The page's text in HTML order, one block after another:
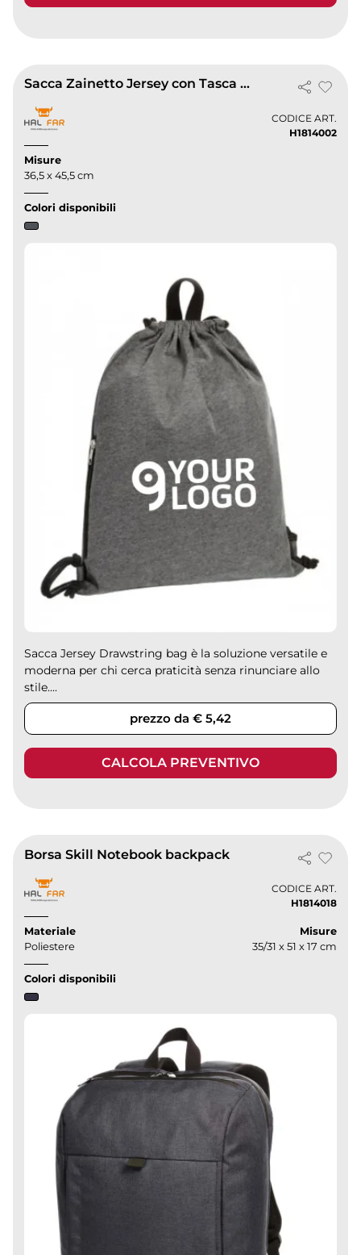
Sacca Zainetto Jersey con Tasca Zip 36,5x45,5cm -
CODICE ART.
H1814002
Misure
36,5 x 45,5 cm
Colori disponibili
Sacca Jersey Drawstring bag è la soluzione versatile e
moderna per chi cerca praticità senza rinunciare allo
stile....
prezzo da € 5,42
CALCOLA PREVENTIVO
Borsa Skill Notebook backpack
CODICE ART.
H1814018
Materiale
Poliestere
Misure
35/31 x 51 x 17 cm
Colori disponibili